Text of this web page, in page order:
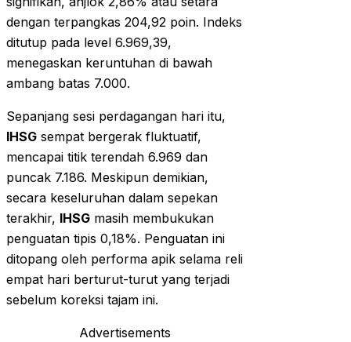
dengan terpangkas 204,92 poin. Indeks
ditutup pada level 6.969,39,
menegaskan keruntuhan di bawah
ambang batas 7.000.
Sepanjang sesi perdagangan hari itu,
IHSG sempat bergerak fluktuatif,
mencapai titik terendah 6.969 dan
puncak 7.186. Meskipun demikian,
secara keseluruhan dalam sepekan
terakhir, IHSG masih membukukan
penguatan tipis 0,18%. Penguatan ini
ditopang oleh performa apik selama reli
empat hari berturut-turut yang terjadi
sebelum koreksi tajam ini.
Advertisements